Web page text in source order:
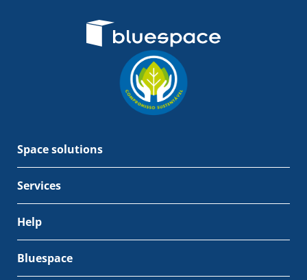
Space solutions
Services
Help
Bluespace